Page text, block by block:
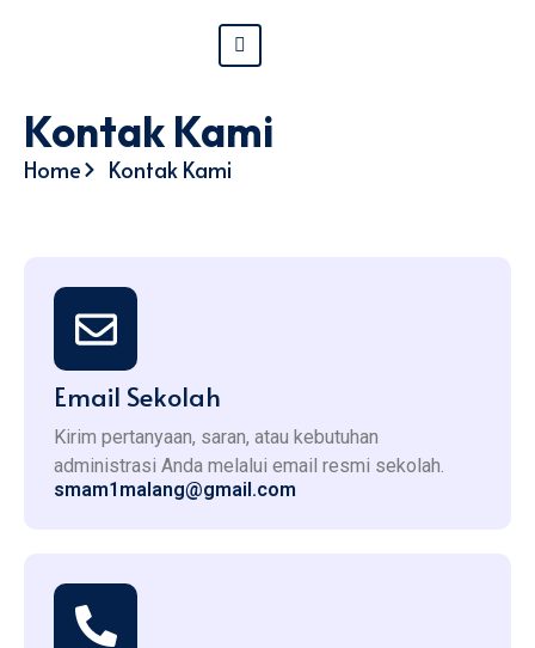
Kontak Kami
Home Kontak Kami
Email Sekolah
Kirim pertanyaan, saran, atau kebutuhan
administrasi Anda melalui email resmi sekolah.
smam1malang@gmail.com